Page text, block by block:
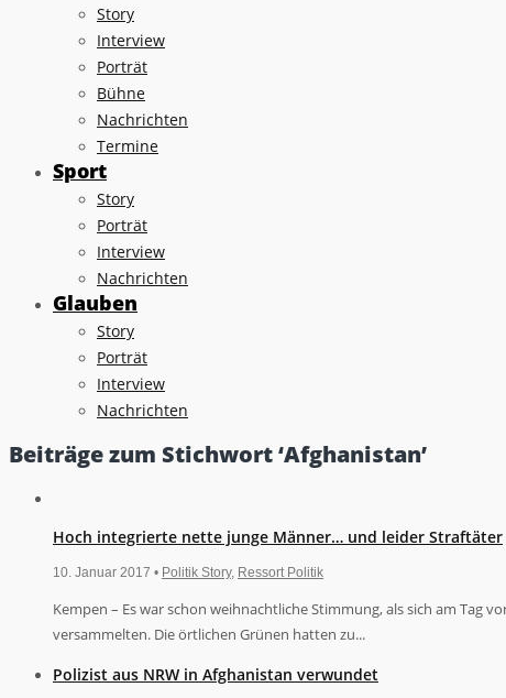
Story
Interview
Porträt
Bühne
Nachrichten
Termine
Sport
Story
Porträt
Interview
Nachrichten
Glauben
Story
Porträt
Interview
Nachrichten
Beiträge zum Stichwort ‘Afghanistan’
Hoch integrierte nette junge Männer… und leider Straftäter
10. Januar 2017 • Politik Story, Ressort Politik
Kempen – Es war schon weihnachtliche Stimmung, als sich am Tag
versammelten. Die örtlichen Grünen hatten zu...
Polizist aus NRW in Afghanistan verwundet